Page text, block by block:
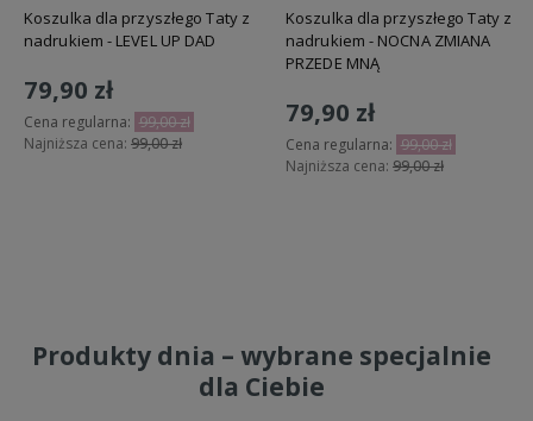
Koszulka dla przyszłego Taty z
nadrukiem - LEVEL UP DAD
79,90 zł
Cena regularna: 99,00 zł
Najniższa cena: 99,00 zł
Koszulka dla przyszłego Taty z
nadrukiem - NOCNA ZMIANA
PRZEDE MNĄ
79,90 zł
Cena regularna: 99,00 zł
Najniższa cena: 99,00 zł
Produkty dnia – wybrane specjalnie
dla Ciebie